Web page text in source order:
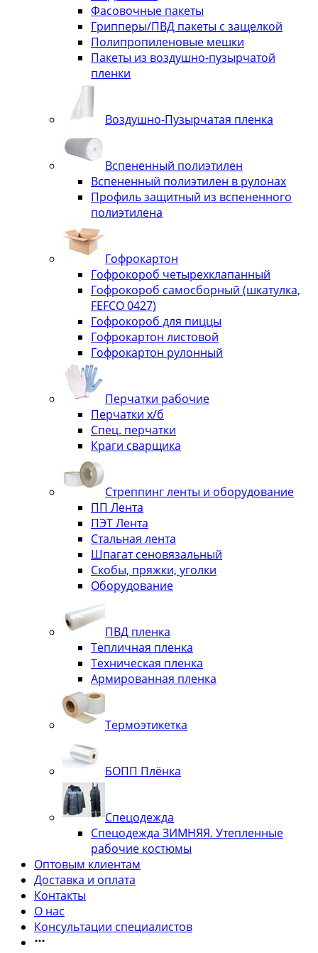
Фасовочные пакеты
Грипперы/ПВД пакеты с защелкой
Полипропиленовые мешки
Пакеты из воздушно-пузырчатой
пленки
Воздушно-Пузырчатая пленка
Вспененный полиэтилен
Вспененный полиэтилен в рулонах
Профиль защитный из вспененного
полиэтилена
Гофрокартон
Гофрокороб четырехклапанный
Гофрокороб самосборный (шкатулка,
FEFCO 0427)
Гофрокороб для пиццы
Гофрокартон листовой
Гофрокартон рулонный
Перчатки рабочие
Перчатки х/б
Спец. перчатки
Краги сварщика
Стреппинг ленты и оборудование
ПП Лента
ПЭТ Лента
Стальная лента
Шпагат сеновязальный
Скобы, пряжки, уголки
Оборудование
ПВД пленка
Тепличная пленка
Техническая пленка
Армированная пленка
Термоэтикетка
БОПП Плёнка
Спецодежда
Спецодежда ЗИМНЯЯ. Утепленные
рабочие костюмы
Оптовым клиентам
Доставка и оплата
Контакты
О нас
Консультации специалистов